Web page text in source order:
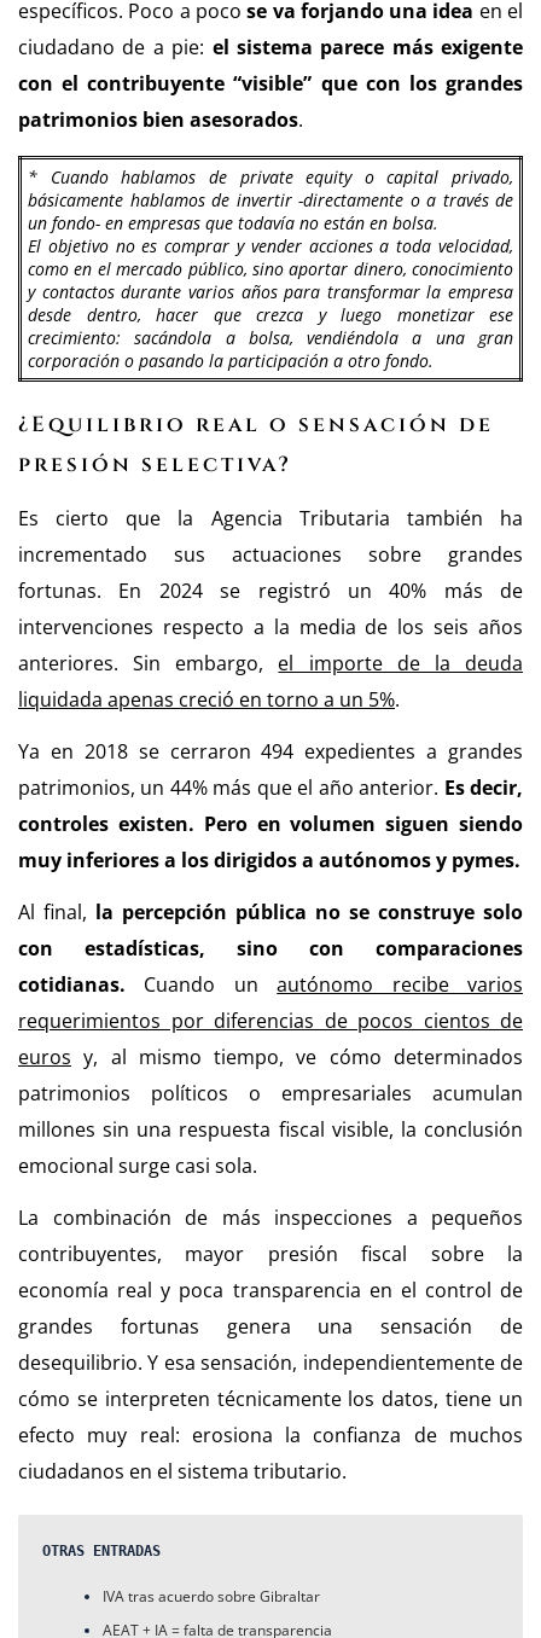
específicos. Poco a pocose va forjando una idea en el
ciudadano de a pie: el sistema parece más exigente
con el contribuyente “visible” que con los grandes
patrimonios bien asesorados.
* Cuando hablamos de private equity o capital privado,
básicamente hablamos de invertir -directamente o a través de
un fondo- en empresas que todavía no están en bolsa.
El objetivo no es comprar y vender acciones a toda velocidad,
como en el mercado público, sino aportar dinero, conocimiento
y contactos durante varios años para transformar la empresa
desde dentro, hacer que crezca y luego monetizar ese
crecimiento: sacándola a bolsa, vendiéndola a una gran
corporación o pasando la participación a otro fondo.
¿Equilibrio real o sensación de
presión selectiva?
Es cierto que la Agencia Tributaria también ha
incrementado sus actuaciones sobre grandes
fortunas. En 2024 se registró un 40% más de
intervenciones respecto a la media de los seis años
anteriores. Sin embargo, el importe de la deuda
liquidada apenas creció en torno a un 5%.
Ya en 2018 se cerraron 494 expedientes a grandes
patrimonios, un 44% más que el año anterior. Es decir,
controles existen. Pero en volumen siguen siendo
muy inferiores a los dirigidos a autónomos y pymes.
Al final, la percepción pública no se construye solo
con estadísticas, sino con comparaciones
cotidianas. Cuando unautónomo recibe varios
requerimientos por diferencias de pocos cientos de
euros y, al mismo tiempo, ve cómo determinados
patrimonios políticos o empresariales acumulan
millones sin una respuesta fiscal visible, la conclusión
emocional surge casi sola.
La combinación de más inspecciones a pequeños
contribuyentes, mayor presión fiscal sobre la
economía real y poca transparencia en el control de
grandes fortunas genera una sensación de
desequilibrio. Y esa sensación, independientemente de
cómo se interpreten técnicamente los datos, tiene un
efecto muy real: erosiona la confianza de muchos
ciudadanos en el sistema tributario.
OTRAS ENTRADAS
IVA tras acuerdo sobre Gibraltar
AEAT + IA = falta de transparencia